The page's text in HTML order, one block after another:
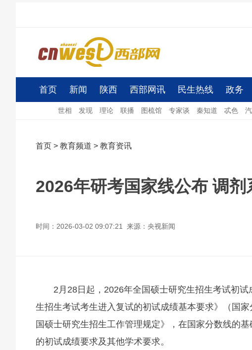
首页 新闻 陕西 西部网讯 民生热线 政务
世相 发现 理论 联播 图梳馆 专家谈 秦知道 忒色
首页 > 教育频道 > 教育资讯
2026年研考国家线公布 调剂
时间：2026-03-02 09:07:21 来源：央视新闻
2月28日起，2026年全国硕士研究生招生考试初
生招生考试考生进入复试的初试成绩基本要求》（国
国硕士研究生招生工作管理规定》，在国家分数线的
的初试成绩要求及其他学术要求。